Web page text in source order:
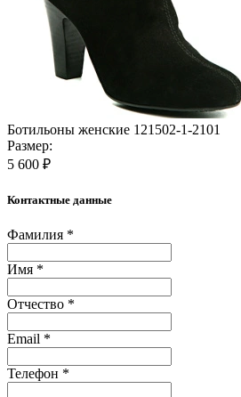
Ботильоны женские 121502-1-2101
Размер:
5 600 ₽
Контактные данные
Фамилия *
Имя *
Отчество *
Email *
Телефон *